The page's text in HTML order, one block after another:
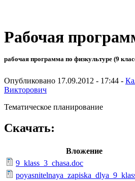
Рабочая
рабочая программа по физкультуре (9
Опубликовано 17.09.2012 - 17:44 -
Викторович
Тематическое планирование
Скачать:
Вложение
9_klass_3_chasa.doc